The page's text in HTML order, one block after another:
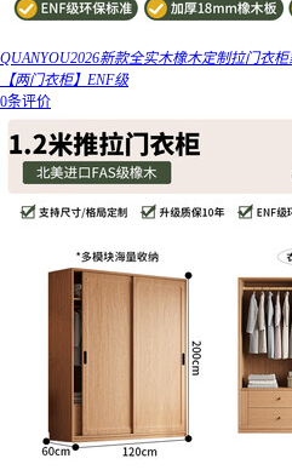
QUANYOU2026新款全实木橡木定制拉门衣
【两门衣柜】ENF级
0条评价